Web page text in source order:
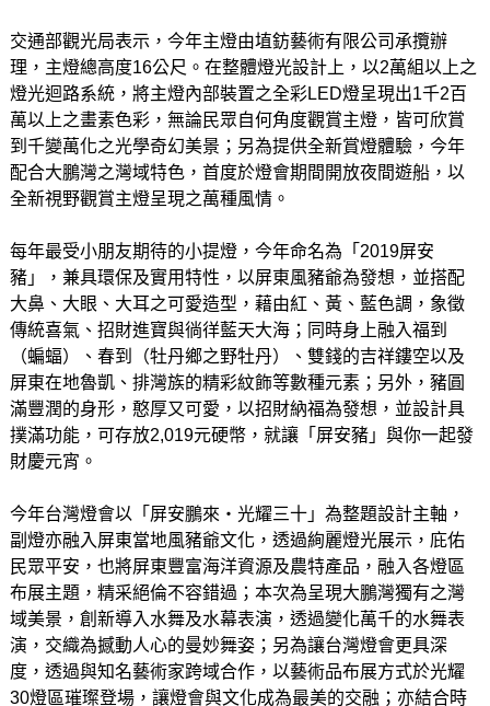
交通部觀光局表示，今年主燈由埴鈁藝術有限公司承攬辦
理，主燈總高度16公尺。在整體燈光設計上，以2萬組以上之
燈光迴路系統，將主燈內部裝置之全彩LED燈呈現出1千2百
萬以上之畫素色彩，無論民眾自何角度觀賞主燈，皆可欣賞
到千變萬化之光學奇幻美景；另為提供全新賞燈體驗，今年
配合大鵬灣之灣域特色，首度於燈會期間開放夜間遊船，以
全新視野觀賞主燈呈現之萬種風情。
每年最受小朋友期待的小提燈，今年命名為「2019屏安
豬」，兼具環保及實用特性，以屏東風豬爺為發想，並搭配
大鼻、大眼、大耳之可愛造型，藉由紅、黃、藍色調，象徵
傳統喜氣、招財進寶與徜徉藍天大海；同時身上融入福到
（蝙蝠）、春到（牡丹鄉之野牡丹）、雙錢的吉祥鏤空以及
屏東在地魯凱、排灣族的精彩紋飾等數種元素；另外，豬圓
滿豐潤的身形，憨厚又可愛，以招財納福為發想，並設計具
撲滿功能，可存放2,019元硬幣，就讓「屏安豬」與你一起發
財慶元宵。
今年台灣燈會以「屏安鵬來‧光耀三十」為整題設計主軸，
副燈亦融入屏東當地風豬爺文化，透過絢麗燈光展示，庇佑
民眾平安，也將屏東豐富海洋資源及農特產品，融入各燈區
布展主題，精采絕倫不容錯過；本次為呈現大鵬灣獨有之灣
域美景，創新導入水舞及水幕表演，透過變化萬千的水舞表
演，交織為撼動人心的曼妙舞姿；另為讓台灣燈會更具深
度，透過與知名藝術家跨域合作，以藝術品布展方式於光耀
30燈區璀璨登場，讓燈會與文化成為最美的交融；亦結合時